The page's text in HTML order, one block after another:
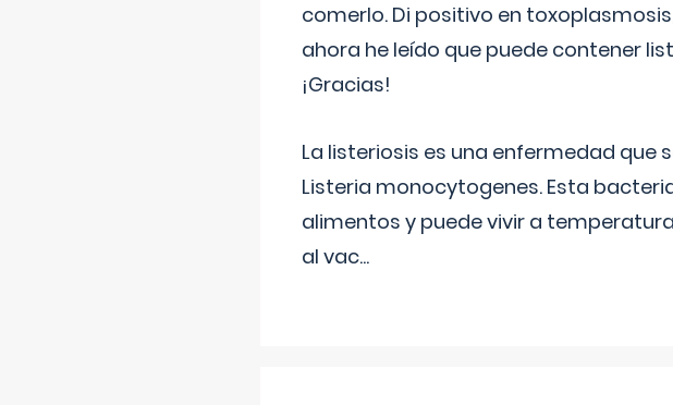
comerlo. Di positivo en
ahora he leído que puede contener
¡Gracias!
La listeriosis es una enfermedad que
Listeria monocytogenes. Esta
alimentos y puede vivir a
al vac...